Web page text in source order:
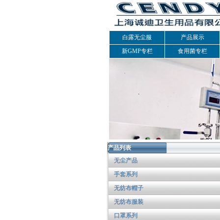
白露无尘服
产品展示
新GMP专栏
食用菌专栏
产品列表
无尘产品
手套系列
无纺布帽子
无纺布服装
口罩系列